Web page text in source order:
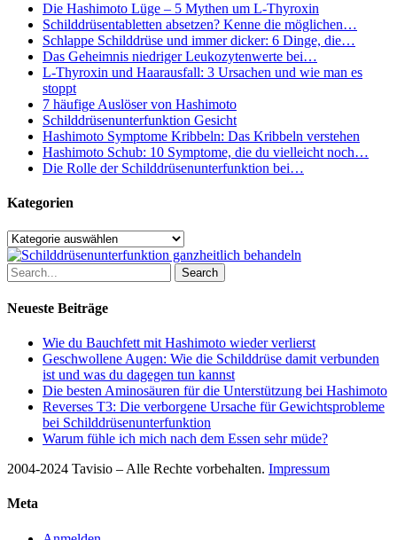
kannst
Die Hashimoto Lüge – 5 Mythen um L-Thyroxin
Schilddrüsentabletten absetzen? Kenne die möglichen…
Schlappe Schilddrüse und immer dicker: 6 Dinge, die…
Das Geheimnis niedriger Leukozytenwerte bei…
L-Thyroxin und Haarausfall: 3 Ursachen und wie man es
stoppt
7 häufige Auslöser von Hashimoto
Schilddrüsenunterfunktion Gesicht
Hashimoto Symptome Kribbeln: Das Kribbeln verstehen
Hashimoto Schub: 10 Symptome, die du vielleicht noch…
Die Rolle der Schilddrüsenunterfunktion bei…
Kategorien
Kategorien
Search
Neueste Beiträge
Wie du Bauchfett mit Hashimoto wieder verlierst
Geschwollene Augen: Wie die Schilddrüse damit verbunden
ist und was du dagegen tun kannst
Die besten Aminosäuren für die Unterstützung bei Hashimoto
Reverses T3: Die verborgene Ursache für Gewichtsprobleme
bei Schilddrüsenunterfunktion
Warum fühle ich mich nach dem Essen sehr müde?
2004-2024 Tavisio – Alle Rechte vorbehalten. Impressum
Meta